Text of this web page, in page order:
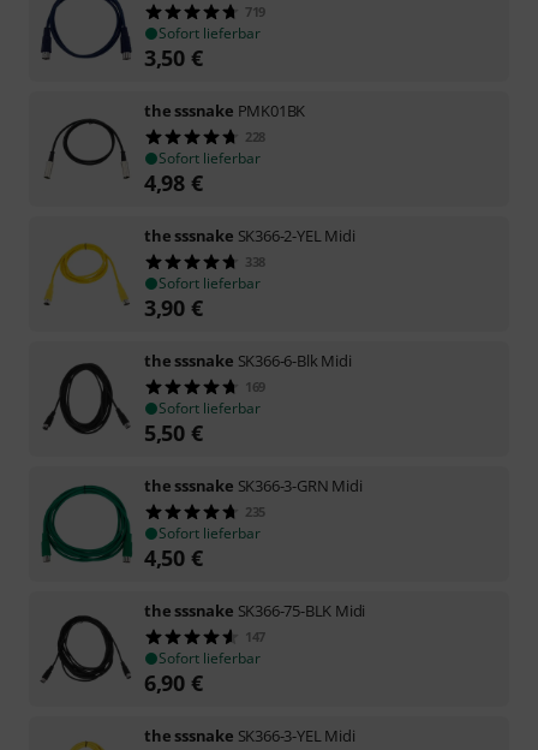
719
Sofort lieferbar
3,50 €
the sssnake PMK01BK
228
Sofort lieferbar
4,98 €
the sssnake SK366-2-YEL Midi
338
Sofort lieferbar
3,90 €
the sssnake SK366-6-Blk Midi
169
Sofort lieferbar
5,50 €
the sssnake SK366-3-GRN Midi
235
Sofort lieferbar
4,50 €
the sssnake SK366-75-BLK Midi
147
Sofort lieferbar
6,90 €
the sssnake SK366-3-YEL Midi